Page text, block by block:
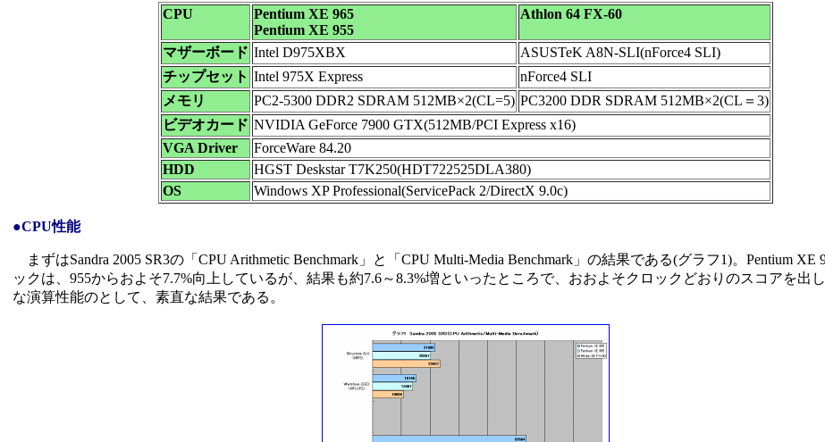
CPU
Pentium XE 965
Pentium XE 955
Athlon 64 FX-60
マザーボード Intel D975XBX
ASUSTeK A8N-SLI(nForce4 SLI)
チップセット Intel 975X Express
nForce4 SLI
メモリ
PC2-5300 DDR2 SDRAM 512MB×2(CL=5) PC3200 DDR SDRAM 512MB×2(CL＝3)
ビデオカード NVIDIA GeForce 7900 GTX(512MB/PCI Express x16)
VGA Driver
ForceWare 84.20
HDD
HGST Deskstar T7K250(HDT722525DLA380)
OS
Windows XP Professional(ServicePack 2/DirectX 9.0c)
●CPU性能
まずはSandra 2005 SR3の「CPU Arithmetic Benchmark」と「CPU Multi-Media Benchmark」の結果である(グラフ1)。Pentium XE
ックは、955からおよそ7.7%向上しているが、結果も約7.6～8.3%増といったところで、おおよそクロックどおりのスコアを出
な演算性能のとして、素直な結果である。